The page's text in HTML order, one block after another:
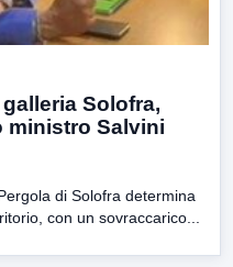
Solofra,
ministro Salvini
di Solofra determina
con un sovraccarico...